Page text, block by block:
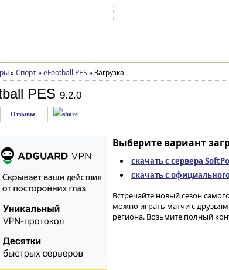
» Спорт » eFootball PES »Загрузка
PES 9.2.0
Отзывы
Выберите вариант
скачать с сервера
скачать с
Встречайте новый сезон
можно играть матчи с
региона. Возьмите полный